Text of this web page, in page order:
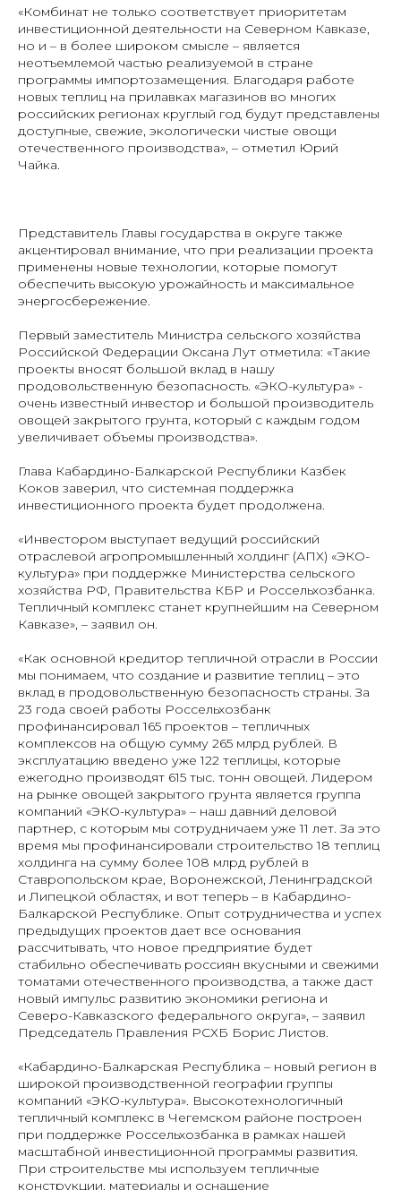
«Комбинат не только соответствует приоритетам
инвестиционной деятельности на Северном Кавказе,
но и – в более широком смысле – является
неотъемлемой частью реализуемой в стране
программы импортозамещения. Благодаря работе
новых теплиц на прилавках магазинов во многих
российских регионах круглый год будут представлены
доступные, свежие, экологически чистые овощи
отечественного производства», – отметил Юрий
Чайка.
Представитель Главы государства в округе также
акцентировал внимание, что при реализации проекта
применены новые технологии, которые помогут
обеспечить высокую урожайность и максимальное
энергосбережение.
Первый заместитель Министра сельского хозяйства
Российской Федерации Оксана Лут отметила: «Такие
проекты вносят большой вклад в нашу
продовольственную безопасность. «ЭКО-культура» -
очень известный инвестор и большой производитель
овощей закрытого грунта, который с каждым годом
увеличивает объемы производства».
Глава Кабардино-Балкарской Республики Казбек
Коков заверил, что системная поддержка
инвестиционного проекта будет продолжена.
«Инвестором выступает ведущий российский
отраслевой агропромышленный холдинг (АПХ) «ЭКО-
культура» при поддержке Министерства сельского
хозяйства РФ, Правительства КБР и Россельхозбанка.
Тепличный комплекс станет крупнейшим на Северном
Кавказе», – заявил он.
«Как основной кредитор тепличной отрасли в России
мы понимаем, что создание и развитие теплиц – это
вклад в продовольственную безопасность страны. За
23 года своей работы Россельхозбанк
профинансировал 165 проектов – тепличных
комплексов на общую сумму 265 млрд рублей. В
эксплуатацию введено уже 122 теплицы, которые
ежегодно производят 615 тыс. тонн овощей. Лидером
на рынке овощей закрытого грунта является группа
компаний «ЭКО-культура» – наш давний деловой
партнер, с которым мы сотрудничаем уже 11 лет. За это
время мы профинансировали строительство 18 теплиц
холдинга на сумму более 108 млрд рублей в
Ставропольском крае, Воронежской, Ленинградской
и Липецкой областях, и вот теперь – в Кабардино-
Балкарской Республике. Опыт сотрудничества и успех
предыдущих проектов дает все основания
рассчитывать, что новое предприятие будет
стабильно обеспечивать россиян вкусными и свежими
томатами отечественного производства, а также даст
новый импульс развитию экономики региона и
Северо-Кавказского федерального округа», – заявил
Председатель Правления РСХБ Борис Листов.
«Кабардино-Балкарская Республика – новый регион в
широкой производственной географии группы
компаний «ЭКО-культура». Высокотехнологичный
тепличный комплекс в Чегемском районе построен
при поддержке Россельхозбанка в рамках нашей
масштабной инвестиционной программы развития.
При строительстве мы используем тепличные
конструкции, материалы и оснащение